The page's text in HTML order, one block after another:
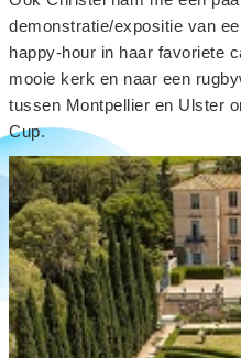
demonstratie/expositie van
happy-hour in haar favoriete
mooie kerk en naar een
tussen Montpellier en Ulster
Cup.